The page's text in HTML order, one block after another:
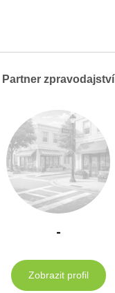
Partner zpravodajství
-
Zobrazit profil